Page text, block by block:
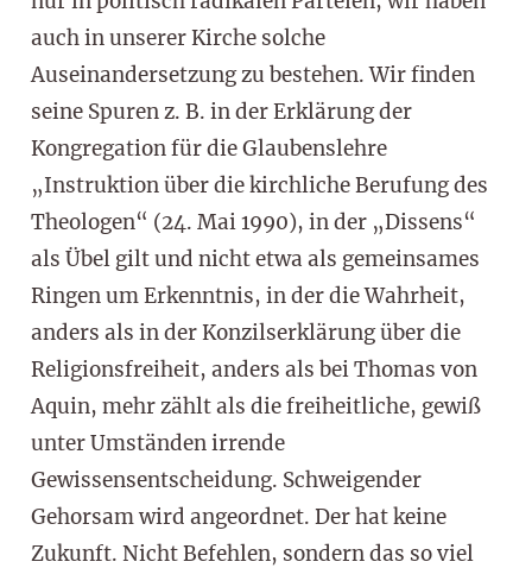
auch in unserer Kirche solche
Auseinandersetzung zu bestehen. Wir finden
seine Spuren z. B. in der Erklärung der
Kongregation für die Glaubenslehre
„Instruktion über die kirchliche Berufung des
Theologen“ (24. Mai 1990), in der „Dissens“
als Übel gilt und nicht etwa als gemeinsames
Ringen um Erkenntnis, in der die Wahrheit,
anders als in der Konzilserklärung über die
Religionsfreiheit, anders als bei Thomas von
Aquin, mehr zählt als die freiheitliche, gewiß
unter Umständen irrende
Gewissensentscheidung. Schweigender
Gehorsam wird angeordnet. Der hat keine
Zukunft. Nicht Befehlen, sondern das so viel